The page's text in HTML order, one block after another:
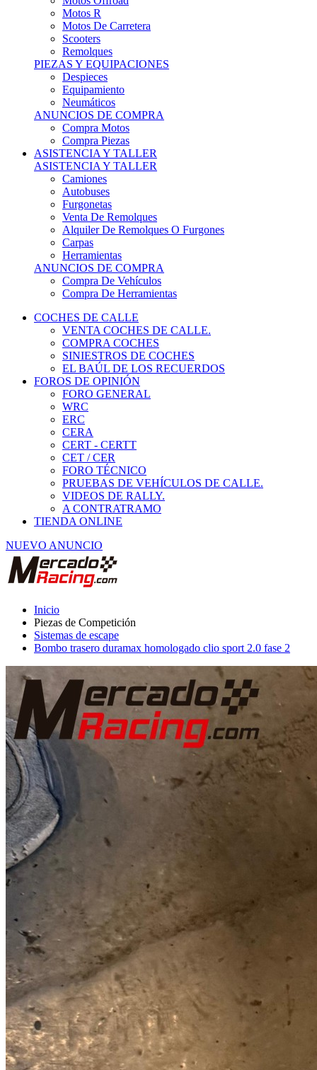
Motos R
Motos De Carretera
Scooters
Remolques
PIEZAS Y EQUIPACIONES
Despieces
Equipamiento
Neumáticos
ANUNCIOS DE COMPRA
Compra Motos
Compra Piezas
ASISTENCIA Y TALLER
ASISTENCIA Y TALLER
Camiones
Autobuses
Furgonetas
Venta De Remolques
Alquiler De Remolques O Furgones
Carpas
Herramientas
ANUNCIOS DE COMPRA
Compra De Vehículos
Compra De Herramientas
COCHES DE CALLE
VENTA COCHES DE CALLE.
COMPRA COCHES
SINIESTROS DE COCHES
EL BAÚL DE LOS RECUERDOS
FOROS DE OPINIÓN
FORO GENERAL
WRC
ERC
CERA
CERT - CERTT
CET / CER
FORO TÉCNICO
PRUEBAS DE VEHÍCULOS DE CALLE.
VIDEOS DE RALLY.
A CONTRATRAMO
TIENDA ONLINE
NUEVO ANUNCIO
Inicio
Piezas de Competición
Sistemas de escape
Bombo trasero duramax homologado clio sport 2.0 fase 2